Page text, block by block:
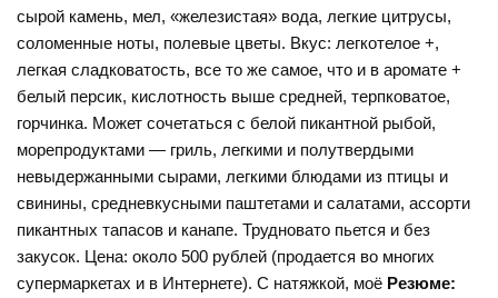
сырой камень, мел, «железистая» вода, легкие цитрусы,
соломенные ноты, полевые цветы. Вкус: легкотелое +,
легкая сладковатость, все то же самое, что и в аромате +
белый персик, кислотность выше средней, терпковатое,
горчинка. Может сочетаться с белой пикантной рыбой,
морепродуктами — гриль, легкими и полутвердыми
невыдержанными сырами, легкими блюдами из птицы и
свинины, средневкусными паштетами и салатами, ассорти
пикантных тапасов и канапе. Трудновато пьется и без
закусок. Цена: около 500 рублей (продается во многих
супермаркетах и в Интернете). С натяжкой, моё Резюме: